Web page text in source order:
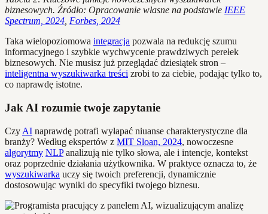
biznesowych. Źródło: Opracowanie własne na podstawie IEEE
Spectrum, 2024 Forbes, 2024
Taka wielopoziomowa integracja pozwala na redukcję szumu
informacyjnego i szybkie wychwycenie prawdziwych perełek
biznesowych. Nie musisz już przeglądać dziesiątek stron –
inteligentna wyszukiwarka treści zrobi to za ciebie, podając tylko to,
co naprawdę istotne.
Jak AI rozumie twoje zapytanie
Czy AI naprawdę potrafi wyłapać niuanse charakterystyczne dla
branży? Według ekspertów z MIT Sloan, 2024, nowoczesne
algorytmy NLPanalizują nie tylko słowa, ale i intencje, kontekst
oraz poprzednie działania użytkownika. W praktyce oznacza to, że
wyszukiwarka uczy się twoich preferencji, dynamicznie
dostosowując wyniki do specyfiki twojego biznesu.